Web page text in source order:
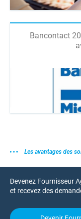
Bancontact
Les avantages des
Devenez Fournisseur
et recevez des